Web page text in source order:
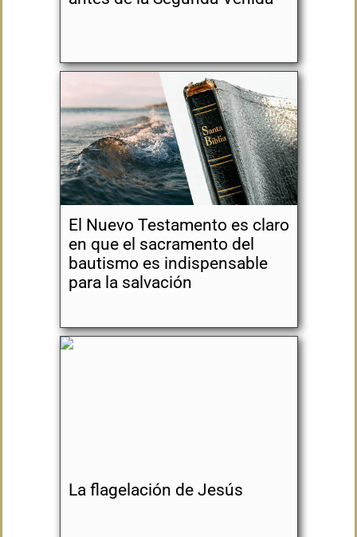
El Nuevo Testamento es claro
en que el sacramento del
bautismo es indispensable
para la salvación
La flagelación de Jesús